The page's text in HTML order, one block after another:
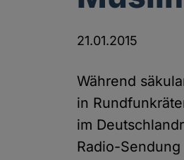
21.01.2015
Während
in
im
Radio-